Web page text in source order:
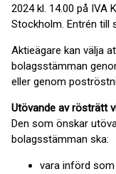
2024 kl. 14.00 på IVA
Stockholm. Entrén till
Aktieägare kan välja
bolagsstämman
eller genom
Utövande av rösträtt
Den som önskar
bolagsstämman ska:
vara införd som